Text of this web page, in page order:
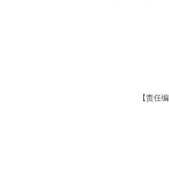
【责任